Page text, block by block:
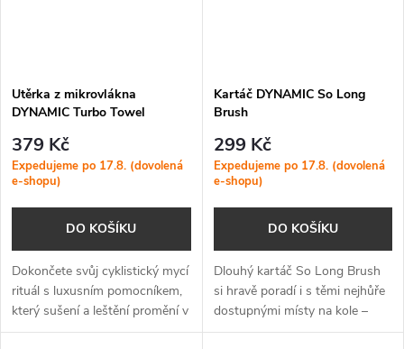
Utěrka z mikrovlákna
DYNAMIC Turbo Towel
379 Kč
Expedujeme po 17.8. (dovolená
e-shopu)
DO KOŠÍKU
Dokončete svůj cyklistický mycí
rituál s luxusním pomocníkem,
který sušení a leštění promění v
radost.
Kartáč DYNAMIC So Long
Brush
299 Kč
Expedujeme po 17.8. (dovolená
e-shopu)
DO KOŠÍKU
Dlouhý kartáč So Long Brush
si hravě poradí i s těmi nejhůře
dostupnými místy na kole –
skvěle se dostane například k